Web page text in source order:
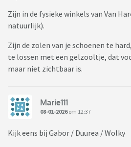
Zijn in de fysieke winkels van Van
natuurlijk).
Zijn de zolen van je schoenen te
te lossen met een gelzooltje, dat
maar niet zichtbaar is.
Marie111
08-01-2026om 12:37
Kijk eens bij Gabor / Duurea / Wolky